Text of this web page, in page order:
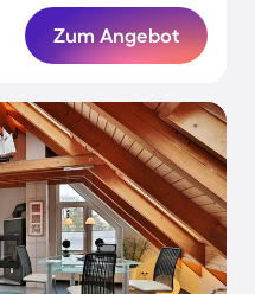
Zum Angebot